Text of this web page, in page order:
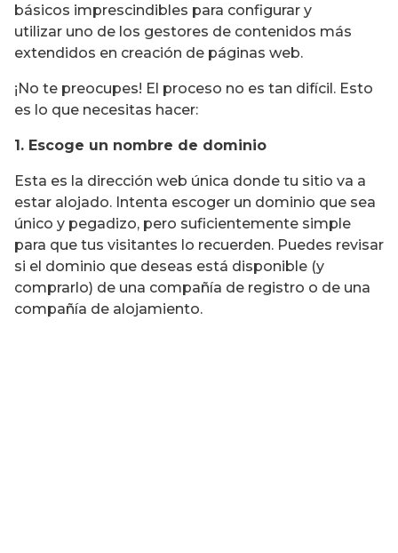
básicos imprescindibles para configurar y
utilizar uno de los gestores de contenidos más
extendidos en creación de páginas web.
¡No te preocupes! El proceso no es tan difícil. Esto
es lo que necesitas hacer:
1. Escoge un nombre de dominio
Esta es la dirección web única donde tu sitio va a
estar alojado. Intenta escoger un dominio que sea
único y pegadizo, pero suficientemente simple
para que tus visitantes lo recuerden. Puedes revisar
si el dominio que deseas está disponible (y
comprarlo) de una compañía de registro o de una
compañía de alojamiento.